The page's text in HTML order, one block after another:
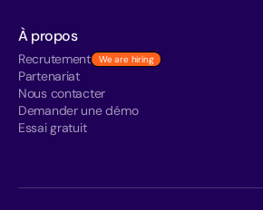
À propos
Recrutement We are hiring
Partenariat
Nous contacter
Demander une démo
Essai gratuit